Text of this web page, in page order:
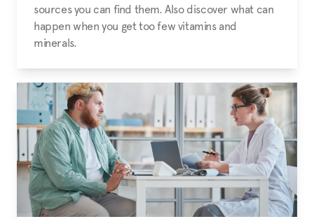
sources you can find them. Also discover what can
happen when you get too few vitamins and
minerals.